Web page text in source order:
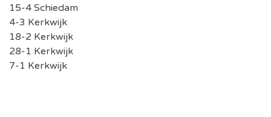
15-4 Schiedam
4-3 Kerkwijk
18-2 Kerkwijk
28-1 Kerkwijk
7-1 Kerkwijk